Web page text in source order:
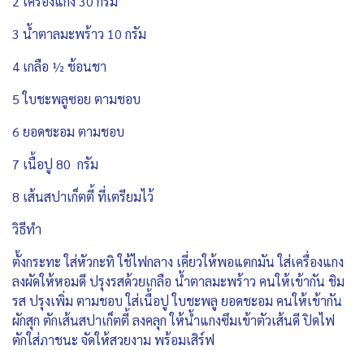
3 น้ำตาลมะพร้าว 10 กรัม
4 เกลือ ½ ช้อนชา
5 ใบชะพลูซอย ตามชอบ
6 ยอดชะอม ตามชอบ
7 เนื้อปู 80 กรัม
8 เส้นสปาเก็ตตี้ ที่เตรียมไว้
วิธีทำ
ตั้งกระทะ ใส่หัวกะทิ ใช้ไฟกลาง เคี่ยวให้พอแตกมัน ใส่เครื่องแกง
ลงผัดให้หอมดี ปรุงรสด้วยเกลือ น้ำตาลมะพร้าว คนให้เข้ากัน ชิม
รส ปรุงเพิ่ม ตามชอบ ใส่เนื้อปู ใบชะพลู ยอดชะอม คนให้เข้ากัน
ผักสุก ตักเส้นสปาเก็ตตี้ ลงคลุก ให้น้ำแกงซึมเข้าตัวเส้นดี ปิดไฟ
ตักใส่ภาชนะ จัดให้สวยงาม พร้อมเสิร์ฟ